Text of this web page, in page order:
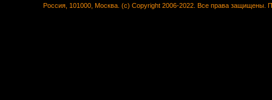
Россия, 101000, Москва. (c) Copyright 2006-2022. Все права защищены.